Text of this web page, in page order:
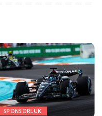
SPONSORLUK